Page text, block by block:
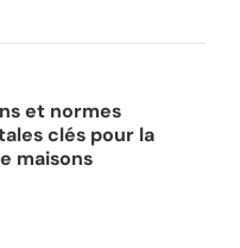
et normes
clés pour la
maisons